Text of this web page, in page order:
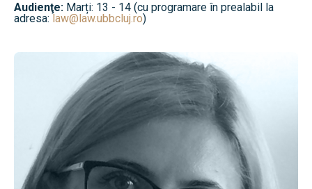
Audienţe: Marți: 13 - 14 (cu programare în prealabil la
adresa:law@law.ubbcluj.ro)